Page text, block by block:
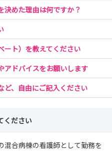
決めた理由は何ですか？
ート）を教えてください
アドバイスをお願いします
ど、自由にご記入ください
ください
混合病棟の看護師として勤務を